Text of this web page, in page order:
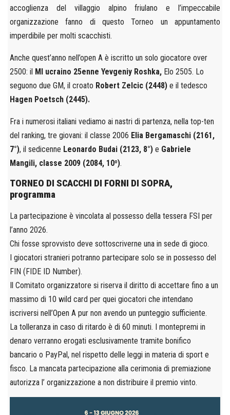
accoglienza del villaggio alpino friulano e l’impeccabile
organizzazione fanno di questo Torneo un appuntamento
imperdibile per molti scacchisti.
Anche quest’anno nell’open A è iscritto un solo giocatore over
2500: il MI ucraino 25enne Yevgeniy Roshka, Elo 2505. Lo
seguono due GM, il croato Robert Zelcic (2448) e il tedesco
Hagen Poetsch (2445).
Fra i numerosi italiani vediamo ai nastri di partenza, nella top-ten
del ranking, tre giovani: il classe 2006 Elia Bergamaschi (2161,
7°), il sedicenne Leonardo Budai (2123, 8°) e Gabriele
Mangili, classe 2009 (2084, 10º).
TORNEO DI SCACCHI DI FORNI DI SOPRA,
programma
La partecipazione è vincolata al possesso della tessera FSI per
l’anno 2026.
Chi fosse sprovvisto deve sottoscriverne una in sede di gioco.
I giocatori stranieri potranno partecipare solo se in possesso del
FIN (FIDE ID Number).
Il Comitato organizzatore si riserva il diritto di accettare fino a un
massimo di 10 wild card per quei giocatori che intendano
iscriversi nell’Open A pur non avendo un punteggio sufficiente.
La tolleranza in caso di ritardo è di 60 minuti. I montepremi in
denaro verranno erogati esclusivamente tramite bonifico
bancario o PayPal, nel rispetto delle leggi in materia di sport e
fisco. La mancata partecipazione alla cerimonia di premiazione
autorizza l’ organizzazione a non distribuire il premio vinto.